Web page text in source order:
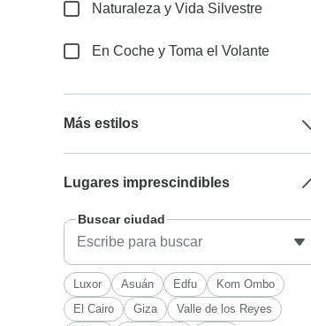
Naturaleza y Vida Silvestre
En Coche y Toma el Volante
Más estilos
Lugares imprescindibles
Buscar ciudad
Luxor Asuán Edfu
Kom Ombo
El Cairo
Giza
Valle de los Reyes